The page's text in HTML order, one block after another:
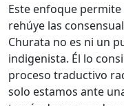
Este enfoque
rehúye las
Churata no es ni un
indigenista. Él lo
proceso traductivo
solo estamos ante